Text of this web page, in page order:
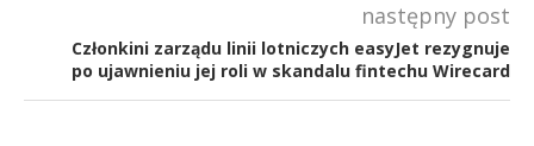
następny post
Członkini zarządu linii lotniczych easyJet rezygnuje
po ujawnieniu jej roli w skandalu fintechu Wirecard